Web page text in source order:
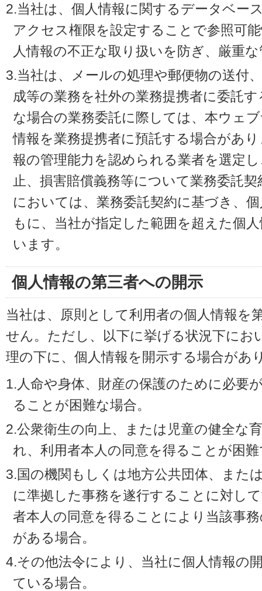
2.当社は、個人情報に関するデータベー
アクセス権限を設定することで参照可
人情報の不正な取り扱いを防ぎ、厳重
3.当社は、メールの処理や郵便物の送付
成等の業務を社外の業務提携者に委託
な場合の業務委託に際しては、本ウェ
情報を業務提携者に預託する場合があ
報の管理能力を認められる業者を選定
止、損害賠償義務等について業務委託
においては、業務委託契約に基づき、
もに、当社が指定した範囲を超えた個
います。
個人情報の第三者への開示
当社は、原則として利用者の個人情報を
せん。ただし、以下に挙げる状況下にお
理の下に、個人情報を開示する場合があ
1.人命や身体、財産の保護のために必要
ることが困難な場合。
2.公衆衛生の向上、または児童の健全な
れ、利用者本人の同意を得ることが困
3.国の機関もしくは地方公共団体、また
に準拠した事務を遂行することに対し
者本人の同意を得ることにより当該事
がある場合。
4.その他法令により、当社に個人情報の
ている場合。